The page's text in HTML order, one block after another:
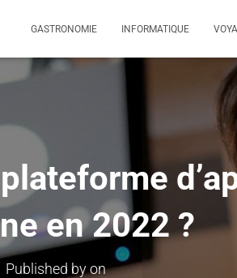
GASTRONOMIE INFORMATIQUE
en 2022 ?
Published byon